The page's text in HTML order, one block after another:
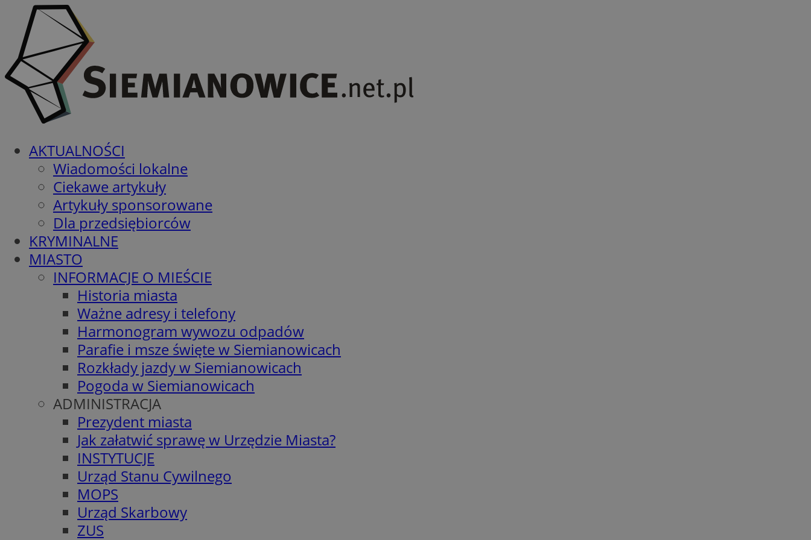
AKTUALNOŚCI
Wiadomości lokalne
Ciekawe artykuły
Artykuły sponsorowane
Dla przedsiębiorców
KRYMINALNE
MIASTO
INFORMACJE O MIEŚCIE
Historia miasta
Ważne adresy i telefony
Harmonogram wywozu odpadów
Parafie i msze święte w Siemianowicach
Rozkłady jazdy w Siemianowicach
Pogoda w Siemianowicach
ADMINISTRACJA
Prezydent miasta
Jak załatwić sprawę w Urzędzie Miasta?
INSTYTUCJE
Urząd Stanu Cywilnego
MOPS
Urząd Skarbowy
ZUS